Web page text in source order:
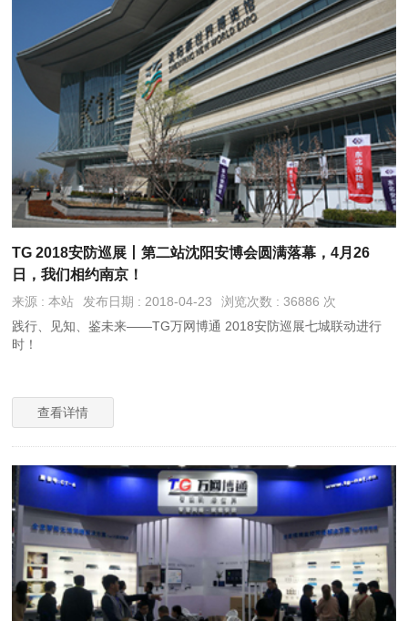
TG 2018安防巡展丨第二站沈阳安博会圆满落幕，4月26
日，我们相约南京！
来源 : 本站 发布日期 : 2018-04-23
浏览次数 : 36886 次
践行、见知、鉴未来——TG万网博通 2018安防巡展七城联动进行
时！
查看详情